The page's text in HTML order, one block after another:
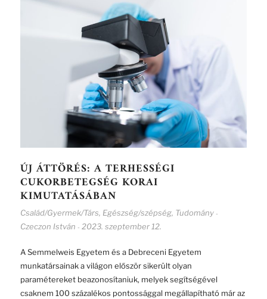
ÚJ ÁTTÖRÉS: A TERHESSÉGI
CUKORBETEGSÉG KORAI
KIMUTATÁSÁBAN
Család/Gyermek/Társ, Egészség/szépség, Tudomány -
Czeczon István - 2023. szeptember 12.
A Semmelweis Egyetem és a Debreceni Egyetem
munkatársainak a világon először sikerült olyan
paramétereket beazonosítaniuk, melyek segítségével
csaknem 100 százalékos pontossággal megállapítható már az